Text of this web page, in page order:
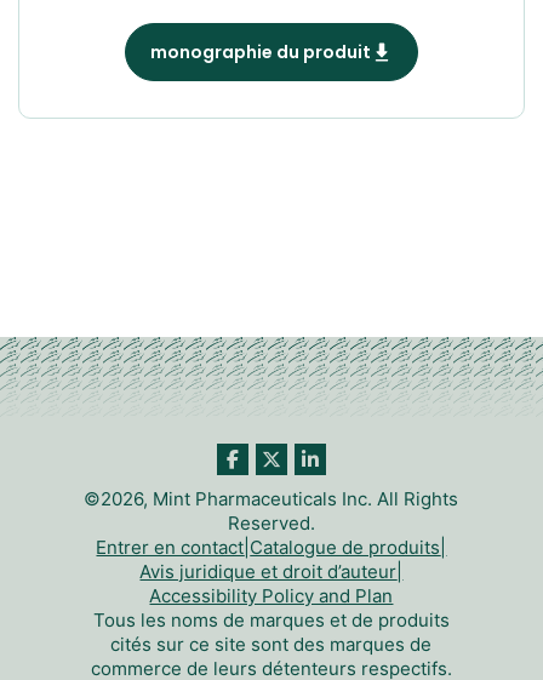
monographie du produit
©2026, Mint Pharmaceuticals Inc. All Rights
Reserved.
Entrer en contact Catalogue de produits
Avis juridique et droit d’auteur
Accessibility Policy and Plan
Tous les noms de marques et de produits
cités sur ce site sont des marques de
commerce de leurs détenteurs respectifs.